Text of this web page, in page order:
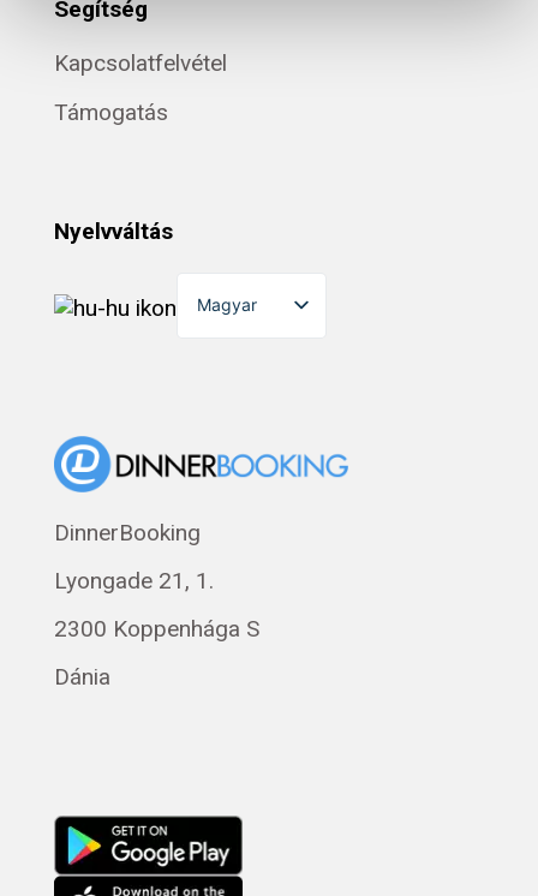
Segítség
Kapcsolatfelvétel
Támogatás
Nyelvváltás
Magyar
English
Norsk bokmål
Polski
Svenska
Français
DinnerBooking
Lyongade 21, 1.
2300 Koppenhága S
Dánia